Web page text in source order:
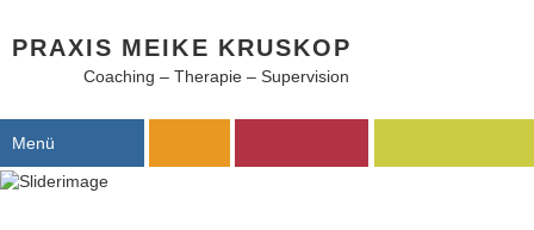
PRAXIS MEIKE KRUSKOP
Coaching – Therapie – Supervision
Menü